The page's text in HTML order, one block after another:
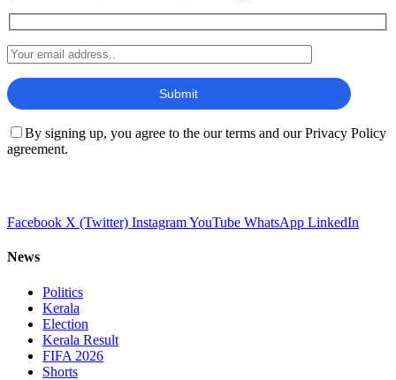
By signing up, you agree to the our terms and our Privacy Policy
agreement.
Facebook X (Twitter) InstagramYouTube WhatsApp LinkedIn
News
Politics
Kerala
Election
Kerala Result
FIFA 2026
Shorts